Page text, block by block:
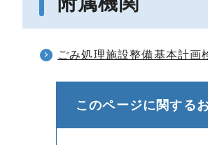
ごみ処理施設整備基本計画
このページに関する